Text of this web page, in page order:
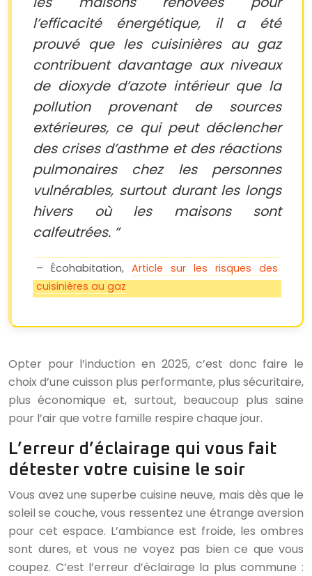
l’efficacité énergétique, il a été
prouvé que les cuisinières au gaz
contribuent davantage aux niveaux
de dioxyde d’azote intérieur que la
pollution provenant de sources
extérieures, ce qui peut déclencher
des crises d’asthme et des réactions
pulmonaires chez les personnes
vulnérables, surtout durant les longs
hivers où les maisons sont
calfeutrées.
– Écohabitation, Article sur les risques des
cuisinières au gaz
Opter pour l’induction en 2025, c’est donc faire le
choix d’une cuisson plus performante, plus sécuritaire,
plus économique et, surtout, beaucoup plus saine
pour l’air que votre famille respire chaque jour.
L’erreur d’éclairage qui vous fait
détester votre cuisine le soir
Vous avez une superbe cuisine neuve, mais dès que le
soleil se couche, vous ressentez une étrange aversion
pour cet espace. L’ambiance est froide, les ombres
sont dures, et vous ne voyez pas bien ce que vous
coupez. C’est l’erreur d’éclairage la plus commune :